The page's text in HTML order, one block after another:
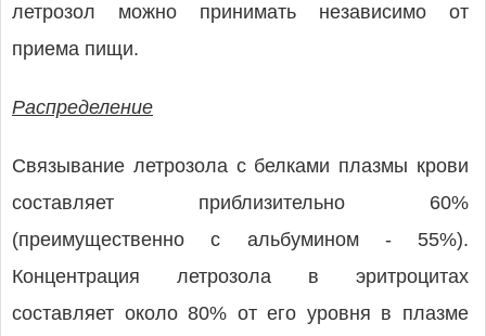
летрозол можно принимать независимо от
приема пищи.
Распределение
Связывание летрозола с белками плазмы крови
составляет приблизительно 60%
(преимущественно с альбумином - 55%).
Концентрация летрозола в эритроцитах
составляет около 80% от его уровня в плазме